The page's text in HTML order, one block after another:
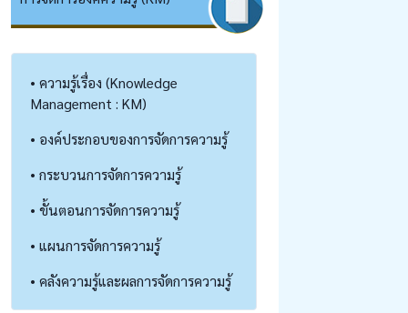
• ความรู้เรื่อง (Knowledge
Management : KM)
• องค์ประกอบของการจัดการความรู้
• กระบวนการจัดการความรู้
• ขั้นตอนการจัดการความรู้
• แผนการจัดการความรู้
• คลังความรู้และผลการจัดการความรู้